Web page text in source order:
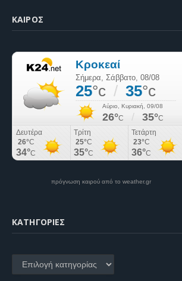
ΚΑΙΡΌΣ
πρόγνωση καιρού από το weather.gr
KΑΤΗΓΟΡΊΕΣ
Kατηγορίες